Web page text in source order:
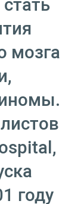
мозга
году